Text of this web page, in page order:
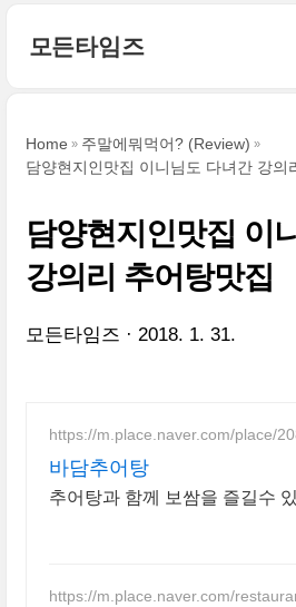
모든타임즈
Home
주말에뭐먹어? (Review)
담양현지인맛집 이니님도 다녀간 강의
담양현지인맛집 이
강의리 추어탕맛집
모든타임즈 2018. 1. 31.
https://m.place.naver.com/place/
바담추어탕
추어탕과 함께 보쌈을 즐길수
https://m.place.naver.com/